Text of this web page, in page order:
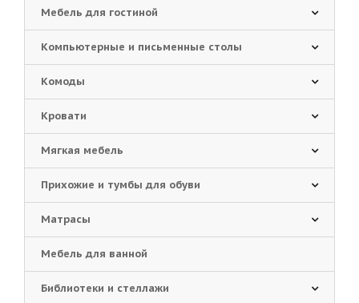
Мебель для гостиной
Компьютерные и письменные столы
Комоды
Кровати
Мягкая мебель
Прихожие и тумбы для обуви
Матрасы
Мебель для ванной
Библиотеки и стеллажи